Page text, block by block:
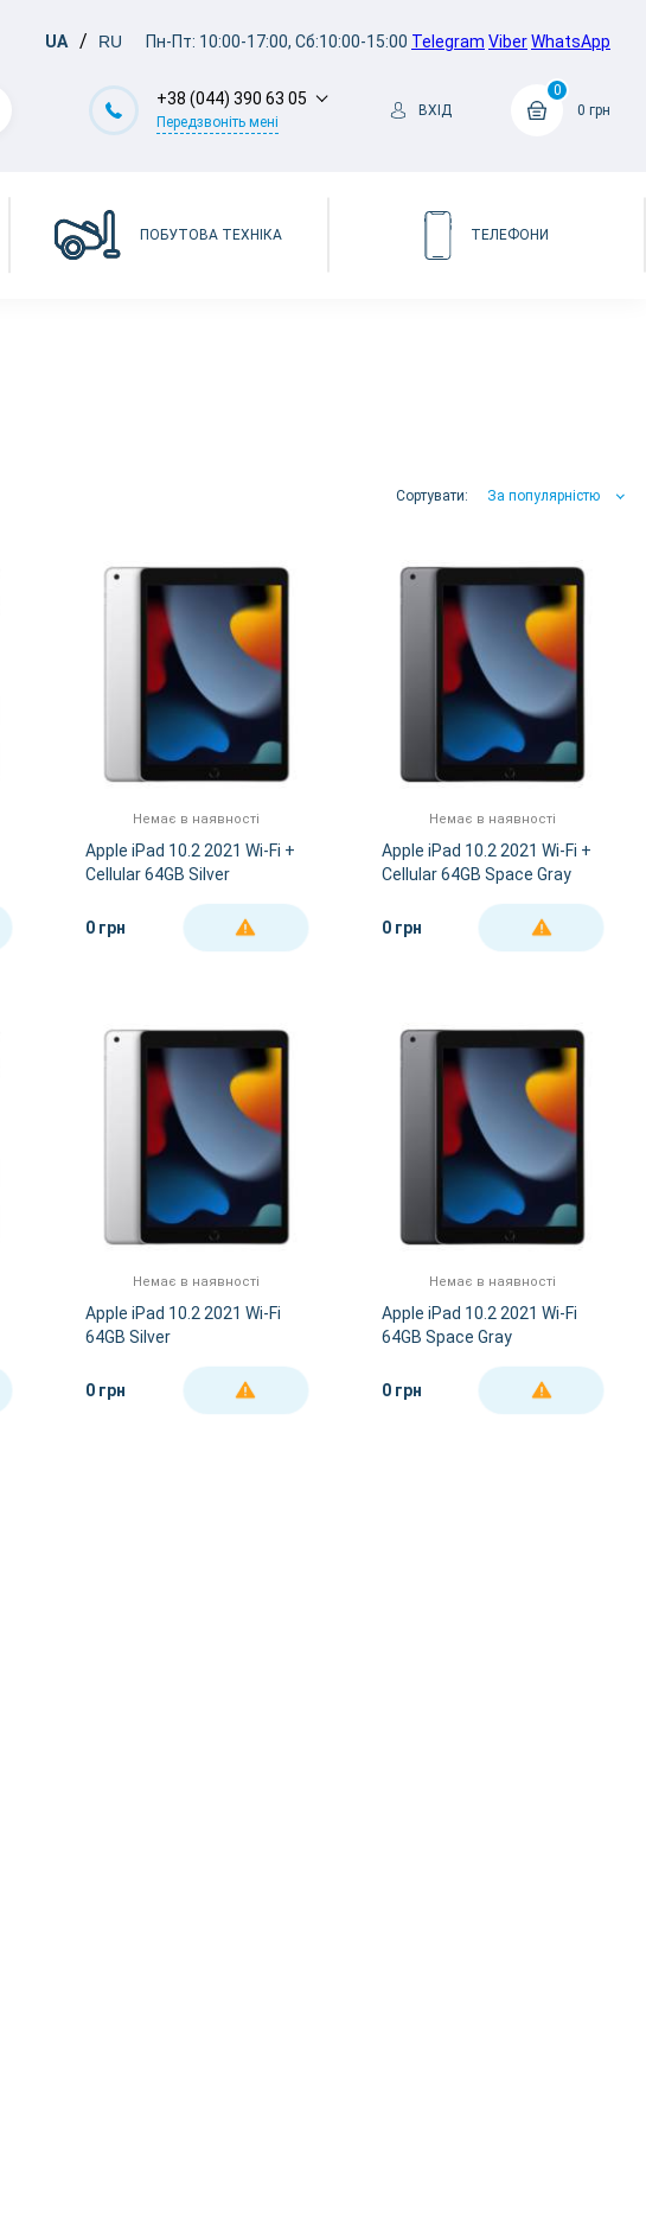
UA RU Пн-Пт: 10:00-17:00, Сб:10:00-15:00 Telegram ViberWhatsApp
+38 (044) 390 63 05
Передзвоніть мені
ВХІД
0
0 грн
ПОБУТОВА ТЕХНІКА ТЕЛЕФОНИ
Сортувати: За популярністю
За популярністю
Немає в наявності
Apple iPad 10.2 2021 Wi-Fi +
Cellular 64GB Silver
0 грн ДЕТАЛЬНІШЕ
Немає в наявності
Apple iPad 10.2 2021 Wi-Fi +
Cellular 64GB Space Gray
0 грн ДЕТАЛЬНІШЕ
Немає в наявності
Apple iPad 10.2 2021 Wi-Fi
64GB Silver
0 грн ДЕТАЛЬНІШЕ
Немає в наявності
Apple iPad 10.2 2021 Wi-Fi
64GB Space Gray
0 грн ДЕТАЛЬНІШЕ